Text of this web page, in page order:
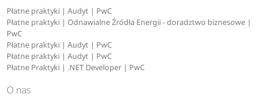
Płatne praktyki | Audyt | PwC
Płatne praktyki | Odnawialne Źródła Energii - doradztwo biznesowe |
PwC
Płatne praktyki | Audyt | PwC
Płatne praktyki | Audyt | PwC
Płatne Praktyki | .NET Developer | PwC
O nas